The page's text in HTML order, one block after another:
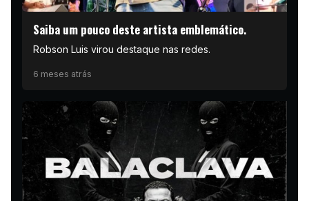
Saiba um pouco deste artista emblemático.
Robson Luis virou destaque nas redes.
6 meses atrás